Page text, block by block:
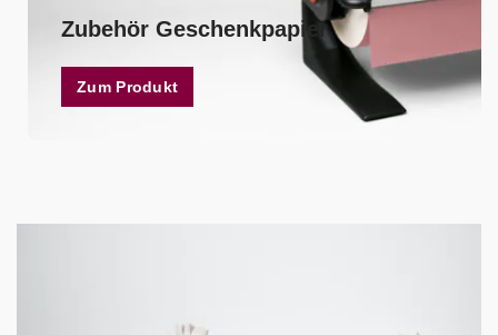
Zubehör Geschenkpapier
Zum Produkt